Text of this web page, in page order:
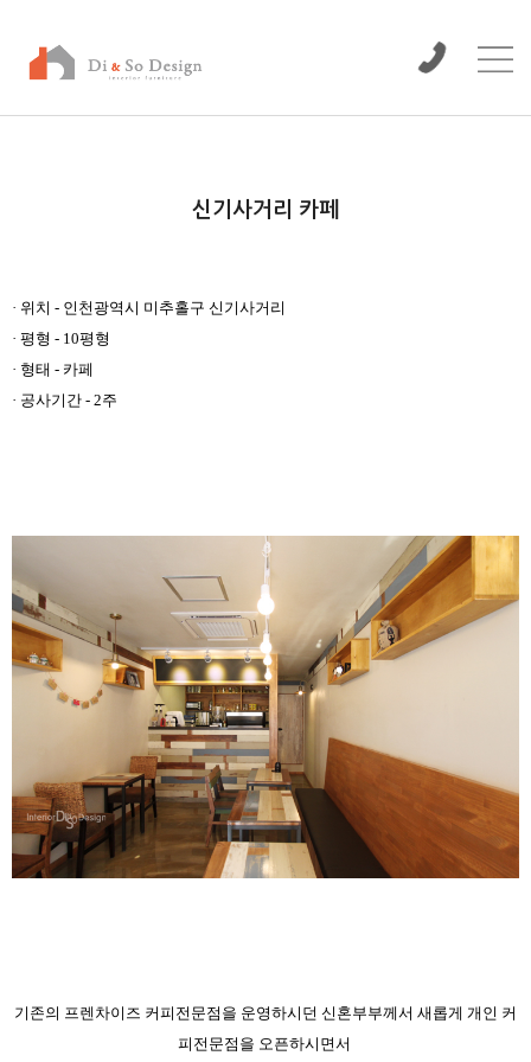
신기사거리 카페
· 위치 - 인천광역시 미추홀구 신기사거리
· 평형 - 10평형
· 형태 - 카페
· 공사기간 - 2주
기존의 프렌차이즈 커피전문점을 운영하시던 신혼부부께서 새롭게 개인 커
피전문점을 오픈하시면서